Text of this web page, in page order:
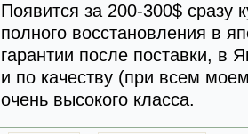
Появится за 200-300$ сразу
полного восстановления в
гарантии после поставки, в
и по качеству (при всем
очень высокого класса.